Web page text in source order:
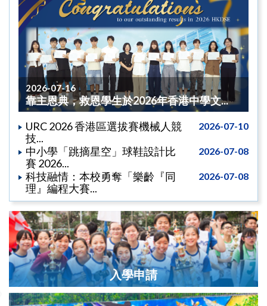
2026-07-16
靠主恩典，救恩學生於2026年香港中學文...
2026-07-10
URC 2026 香港區選拔賽機械人競
技...
2026-07-08
中小學「跳摘星空」球鞋設計比
賽 2026...
2026-07-08
科技融情：本校勇奪「樂齡『同
理』編程大賽...
入學申請